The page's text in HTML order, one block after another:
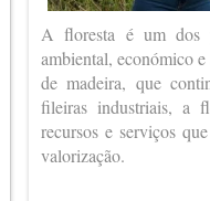
A floresta é um dos
ambiental, económico
de madeira, que
fileiras industriais, a
recursos e serviços
valorização.